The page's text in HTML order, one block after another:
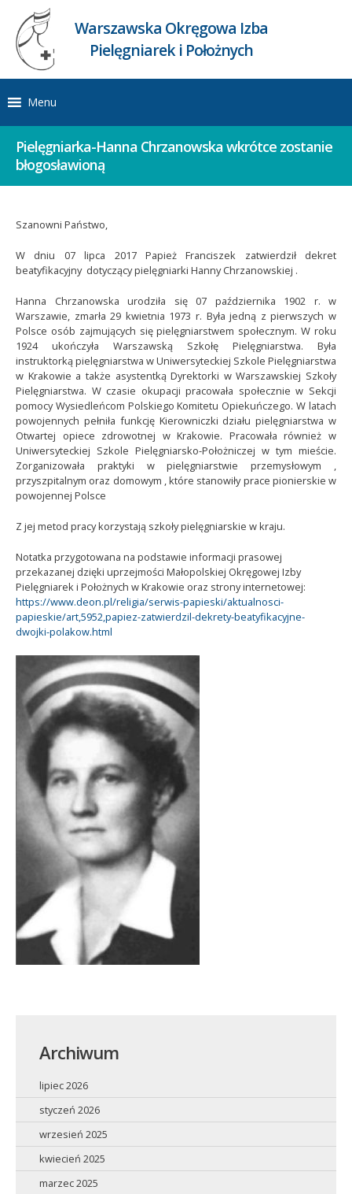
Warszawska Okręgowa Izba
Pielęgniarek i Położnych
Menu
Pielęgniarka-Hanna Chrzanowska wkrótce zostanie
błogosławioną
Szanowni Państwo,
W dniu 07 lipca 2017 Papież Franciszek zatwierdził dekret
beatyfikacyjny dotyczący pielęgniarki Hanny Chrzanowskiej .
Hanna Chrzanowska urodziła się 07 października 1902 r. w
Warszawie, zmarła 29 kwietnia 1973 r. Była jedną z pierwszych w
Polsce osób zajmujących się pielęgniarstwem społecznym. W roku
1924 ukończyła Warszawską Szkołę Pielęgniarstwa. Była
instruktorką pielęgniarstwa w Uniwersyteckiej Szkole Pielęgniarstwa
w Krakowie a także asystentką Dyrektorki w Warszawskiej Szkoły
Pielęgniarstwa. W czasie okupacji pracowała społecznie w Sekcji
pomocy Wysiedleńcom Polskiego Komitetu Opiekuńczego. W latach
powojennych pełniła funkcję Kierowniczki działu pielęgniarstwa w
Otwartej opiece zdrowotnej w Krakowie. Pracowała również w
Uniwersyteckiej Szkole Pielęgniarsko-Położniczej w tym mieście.
Zorganizowała praktyki w pielęgniarstwie przemysłowym ,
przyszpitalnym oraz domowym , które stanowiły prace pionierskie w
powojennej Polsce
Z jej metod pracy korzystają szkoły pielęgniarskie w kraju.
Notatka przygotowana na podstawie informacji prasowej
przekazanej dzięki uprzejmości Małopolskiej Okręgowej Izby
Pielęgniarek i Położnych w Krakowie oraz strony internetowej:
https://www.deon.pl/religia/serwis-papieski/aktualnosci-
papieskie/art,5952,papiez-zatwierdzil-dekrety-beatyfikacyjne-
dwojki-polakow.html
Archiwum
lipiec 2026
styczeń 2026
wrzesień 2025
kwiecień 2025
marzec 2025